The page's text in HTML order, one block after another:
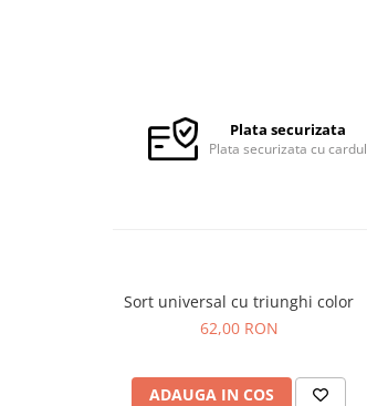
Tricouri de lucru
Plata securizata
Plata securizata cu cardul
Sort universal cu triunghi color
62,00 RON
ADAUGA IN COS